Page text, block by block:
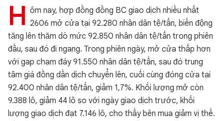
H ôm nay, hợp đồng đồng BC giao dịch nhiều nhất
2606 mở cửa tại 92.280 nhân dân tệ/tấn, biến động
tăng lên thăm dò mức 92.850 nhân dân tệ/tấn trong phiên
đầu, sau đó đi ngang. Trong phiên ngày, mở cửa thấp hơn
với gap chạm đáy 91.550 nhân dân tệ/tấn, sau đó trung
tâm giá đồng dần dịch chuyển lên, cuối cùng đóng cửa tại
92.400 nhân dân tệ/tấn, giảm 1,7%. Khối lượng mở còn
9.388 lô, giảm 44 lô so với ngày giao dịch trước, khối
lượng giao dịch đạt 7.146 lô, cho thấy bên mua giảm vị thế.